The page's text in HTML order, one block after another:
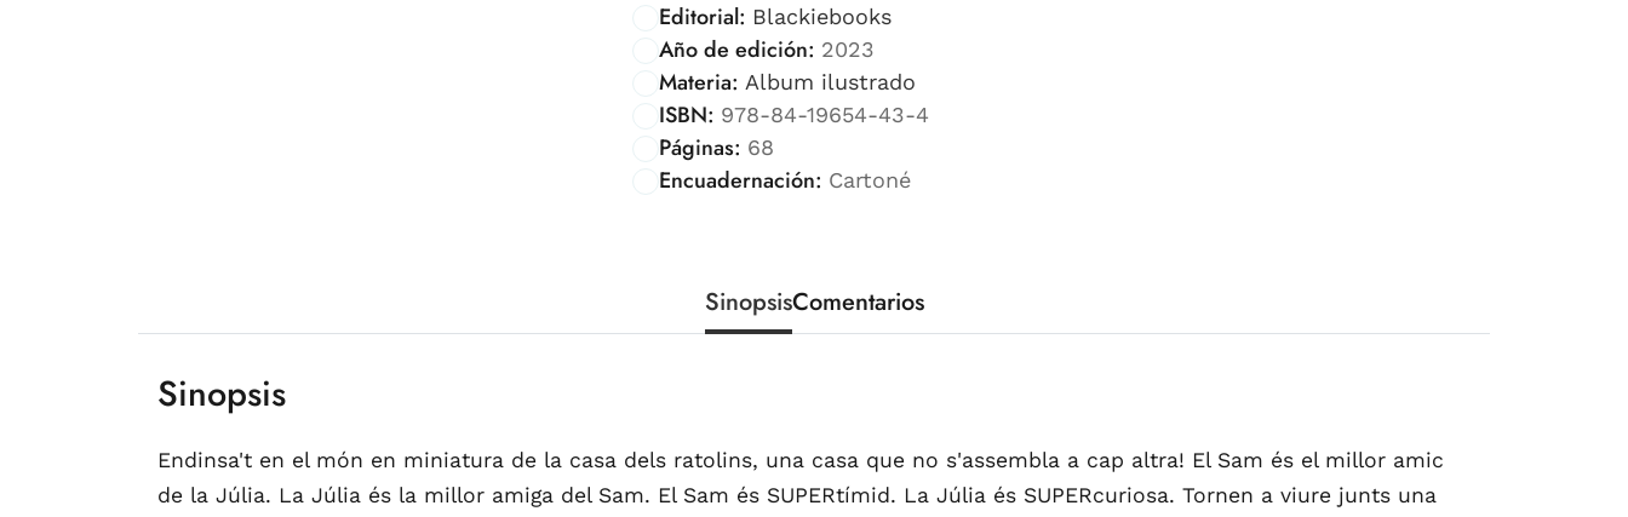
Editorial: Blackiebooks
Año de edición: 2023
Materia: Album ilustrado
ISBN: 978-84-19654-43-4
Páginas: 68
Encuadernación: Cartoné
SinopsisComentarios
Sinopsis
Endinsa't en el món en miniatura de la casa dels ratolins, una casa que no s'assembla a cap altra! El Sam és el millor amic
de la Júlia. La Júlia és la millor amiga del Sam. El Sam és SUPERtímid. La Júlia és SUPERcuriosa. Tornen a viure junts una